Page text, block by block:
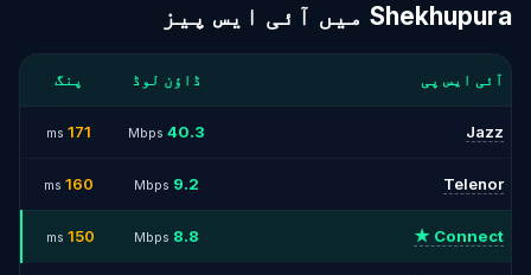
Shekhupura میں آئی ایس پیز
آئی ایس پی ڈاؤن لوڈ پنگ
Jazz
40.3
Mbps
171
ms
Telenor
9.2
Mbps
160
ms
Connect ★
8.8
Mbps
150
ms